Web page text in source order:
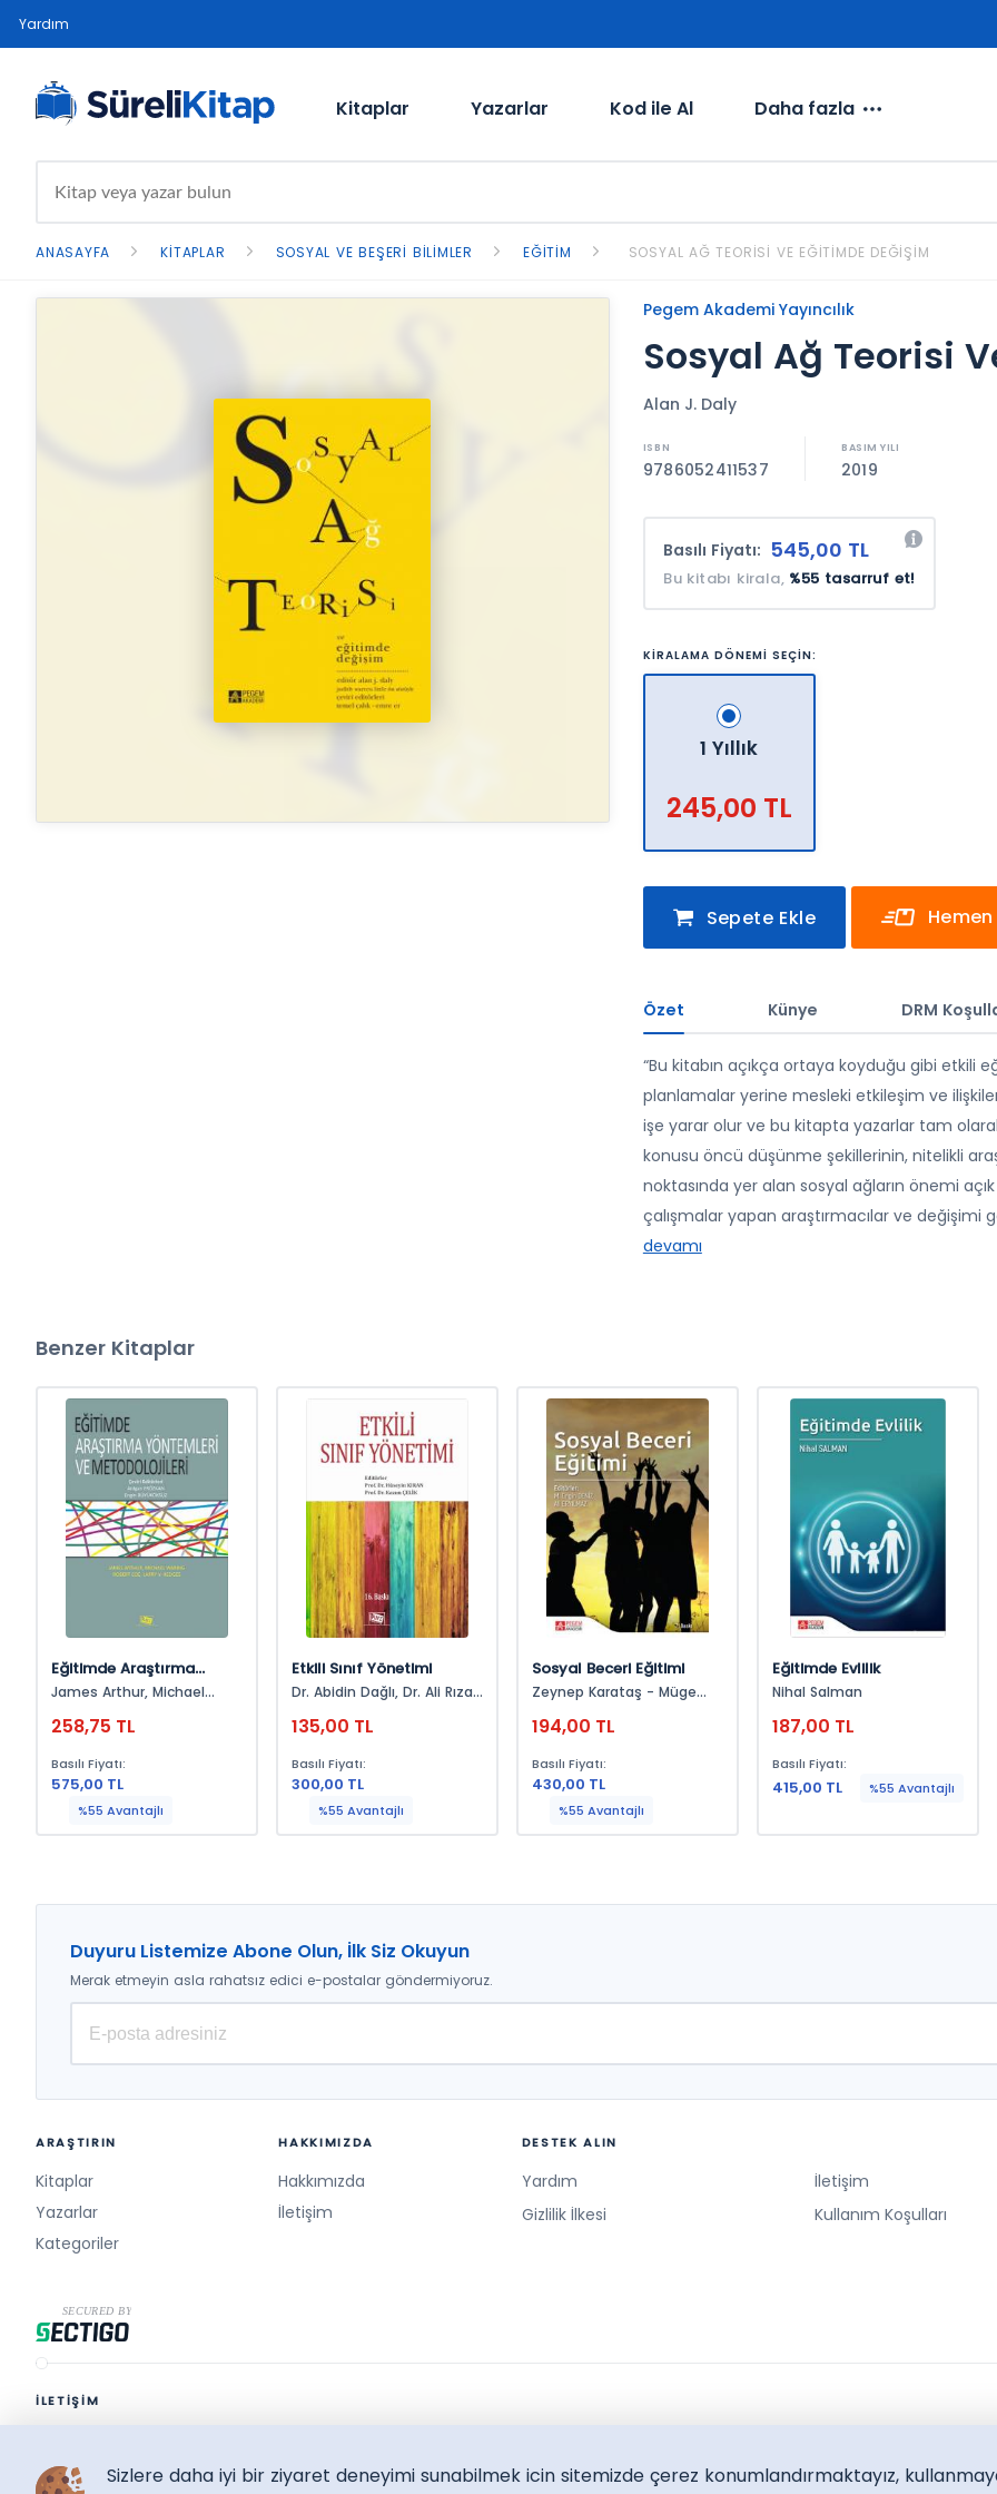
Yardım
Kitaplar Yazarlar Kod ile Al Daha fazla
ANASAYFA KITAPLAR SOSYAL VE BEŞERI BILIMLER EĞITIM SOSYAL AĞ TEORISI VE EĞITIMDE DEĞIŞIM
Pegem Akademi Yayıncılık
Sosyal Ağ Teorisi
Alan J. Daly
9786052411537 2019
Basılı Fiyatı: 545,00 TL
Bu kitabı kirala, %55 tasarruf et!
KİRALAMA DÖNEMİ SEÇİN:
1 Yıllık
245,00 TL
Sepete Ekle
Özet Künye DRM
“Bu kitabın açıkça ortaya koyduğu gibi etkili
planlamalar yerine mesleki etkileşim ve
işe yarar olur ve bu kitapta yazarlar tam
konusu öncü düşünme şekillerinin, nitelikli
noktasında yer alan sosyal ağların önemi
çalışmalar yapan araştırmacılar ve
devamı
Benzer Kitaplar
Eğitimde Araştırma
Yöntemleri Ve
James Arthur, Michael
Hedges
258,75 TL
Basılı Fiyatı:
575,00 TL
%55 Avantajlı
Etkili Sınıf Yönetimi
Dr. Abidin Dağlı, Dr. Ali Rıza
Tomul, Dr. Erkan Tabancalı,
Kazım Çelik, Dr. Ruhi
Sarpkaya, Dr. Şükran Tok,
Dr. Tuncay Akçadağ, Dr.
Turan Akman Erkılıç
135,00 TL
Basılı Fiyatı:
300,00 TL
%55 Avantajlı
Sosyal Beceri Eğitimi
Zeynep Karataş - Müge
Coşkun Arslan - H. İrem
Aya, - Samet Makas -
Ercan Kocayörük - Çiğdem
Yavuz Güler - Ilgın Çakmak
- Fuat Tanhan - Kemal
194,00 TL
Basılı Fiyatı:
430,00 TL
%55 Avantajlı
Eğitimde Evlilik
Nihal Salman
187,00 TL
Basılı Fiyatı:
415,00 TL %55 Avantajlı
Duyuru Listemize Abone Olun, İlk Siz Okuyun
Merak etmeyin asla rahatsız edici e-postalar göndermiyoruz.
ARAŞTIRIN
Kitaplar
Yazarlar
Kategoriler
HAKKIMIZDA
Hakkımızda
İletişim
DESTEK ALIN
Yardım
İletişim
Gizlilik İlkesi
Kullanım Koşulları
İLETİŞİM
Sizlere daha iyi bir ziyaret deneyimi sunabilmek icin sitemizde çerez konumlandırmaktayız,